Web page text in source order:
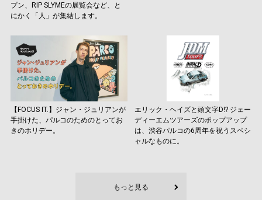
プン、RIP SLYMEの展覧会など、と
にかく「人」が集結します。
【FOCUS IT.】ジャン・ジュリアンが
手掛けた、パルコのためのとってお
きのホリデー。
エリック・ヘイズと頭文字D!? ジェー
ディーエムツアーズのポップアップ
は、渋谷パルコの6周年を祝うスペシ
ャルなものに。
もっと見る